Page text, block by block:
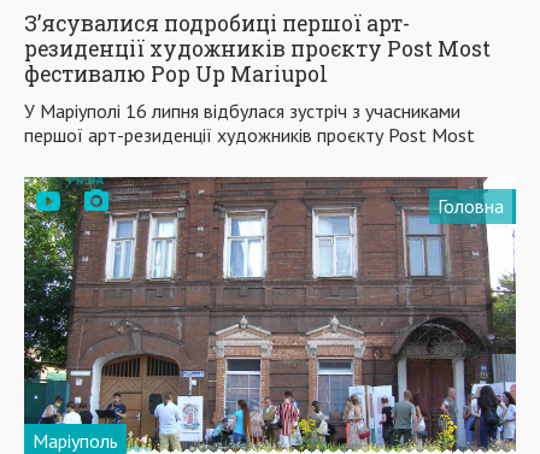
З’ясувалися подробиці першої арт-
резиденції художників проєкту Post Most
фестивалю Pop Up Mariupol
У Маріуполі 16 липня відбулася зустріч з учасниками
першої арт-резиденції художників проєкту Post Most
Головна
Маріуполь